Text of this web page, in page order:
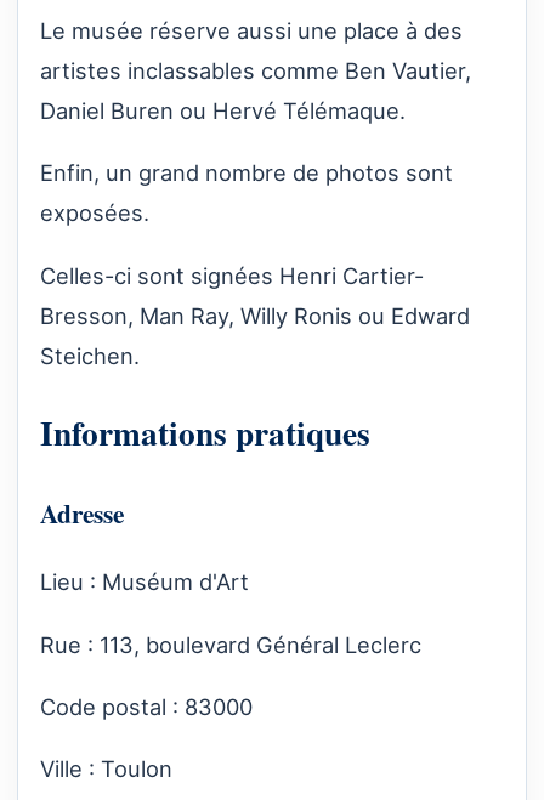
Le musée réserve aussi une place à des
artistes inclassables comme Ben Vautier,
Daniel Buren ou Hervé Télémaque.
Enfin, un grand nombre de photos sont
exposées.
Celles-ci sont signées Henri Cartier-
Bresson, Man Ray, Willy Ronis ou Edward
Steichen.
Informations pratiques
Adresse
Lieu : Muséum d'Art
Rue : 113, boulevard Général Leclerc
Code postal : 83000
Ville : Toulon